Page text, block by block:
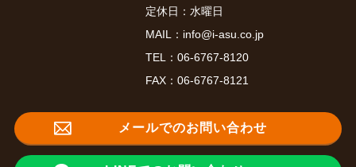
定休日：水曜日
MAIL： info@i-asu.co.jp
TEL： 06-6767-8120
FAX：06-6767-8121
メールでのお問い合わせ